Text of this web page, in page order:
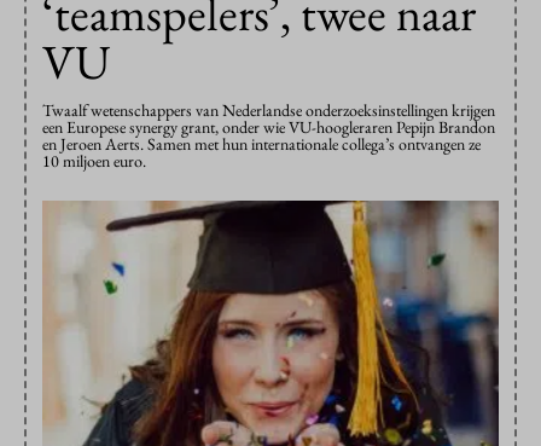
‘teamspelers’, twee naar
VU
Twaalf wetenschappers van Nederlandse onderzoeksinstellingen krijgen
een Europese synergy grant, onder wie VU-hoogleraren Pepijn Brandon
en Jeroen Aerts. Samen met hun internationale collega’s ontvangen ze
10 miljoen euro.